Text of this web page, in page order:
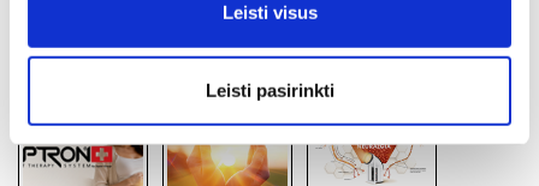
Leisti visus
Leisti pasirinkti